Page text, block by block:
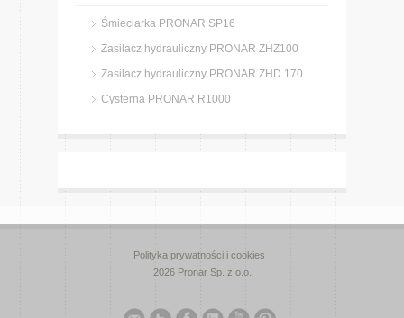
Śmieciarka PRONAR SP16
Zasilacz hydrauliczny PRONAR ZHZ100
Zasilacz hydrauliczny PRONAR ZHD 170
Cysterna PRONAR R1000
Polityka prywatności i cookies
2026 Pronar Sp. z o.o.